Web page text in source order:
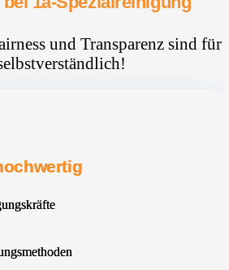
und Transparenz sind für